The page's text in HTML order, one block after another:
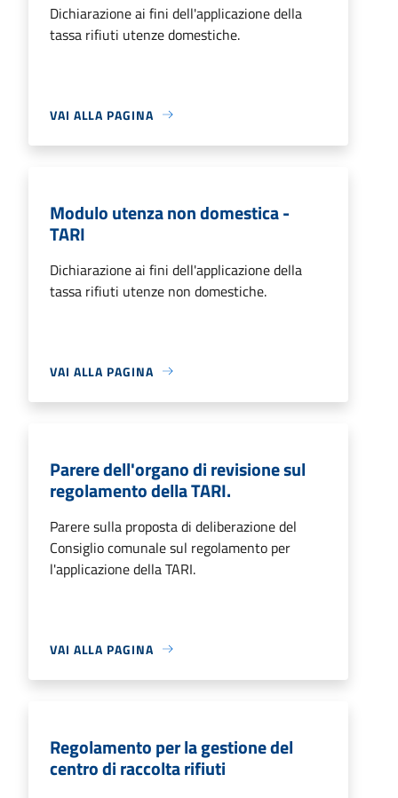
Dichiarazione ai fini dell'applicazione della
tassa rifiuti utenze domestiche.
VAI ALLA PAGINA
Modulo utenza non domestica -
TARI
Dichiarazione ai fini dell'applicazione della
tassa rifiuti utenze non domestiche.
VAI ALLA PAGINA
Parere dell'organo di revisione sul
regolamento della TARI.
Parere sulla proposta di deliberazione del
Consiglio comunale sul regolamento per
l'applicazione della TARI.
VAI ALLA PAGINA
Regolamento per la gestione del
centro di raccolta rifiuti